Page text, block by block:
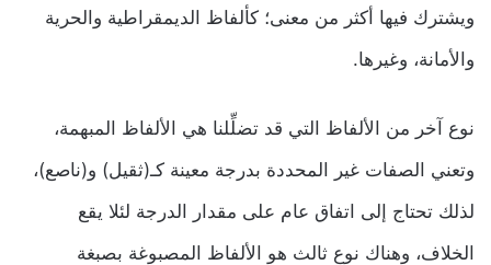
ويشترك فيها أكثر من معنى؛ كألفاظ الديمقراطية والحرية
والأمانة، وغيرها.
نوع آخر من الألفاظ التي قد تضلِّلنا هي الألفاظ المبهمة،
وتعني الصفات غير المحددة بدرجة معينة كـ(ثقيل) و(ناصع)،
لذلك تحتاج إلى اتفاق عام على مقدار الدرجة لئلا يقع
الخلاف، وهناك نوع ثالث هو الألفاظ المصبوغة بصبغة